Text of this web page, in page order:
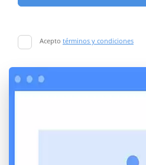
Acepto términos y condiciones